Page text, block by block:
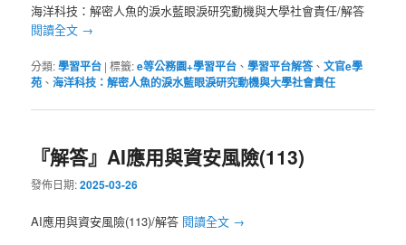
海洋科技：解密人魚的淚水藍眼淚研究動機與大學社會責任/解答
閱讀全文 →
分類:學習平台 |標籤:e等公務園+學習平台 、學習平台解答、文官e學
苑 、海洋科技：解密人魚的淚水藍眼淚研究動機與大學社會責任
『解答』AI應用與資安風險(113)
發佈日期:2025-03-26
AI應用與資安風險(113)/解答 閱讀全文 →